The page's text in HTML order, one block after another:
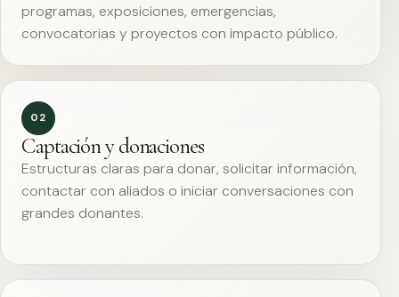
programas, exposiciones, emergencias,
convocatorias y proyectos con impacto público.
02
Captación y donaciones
Estructuras claras para donar, solicitar información,
contactar con aliados o iniciar conversaciones con
grandes donantes.